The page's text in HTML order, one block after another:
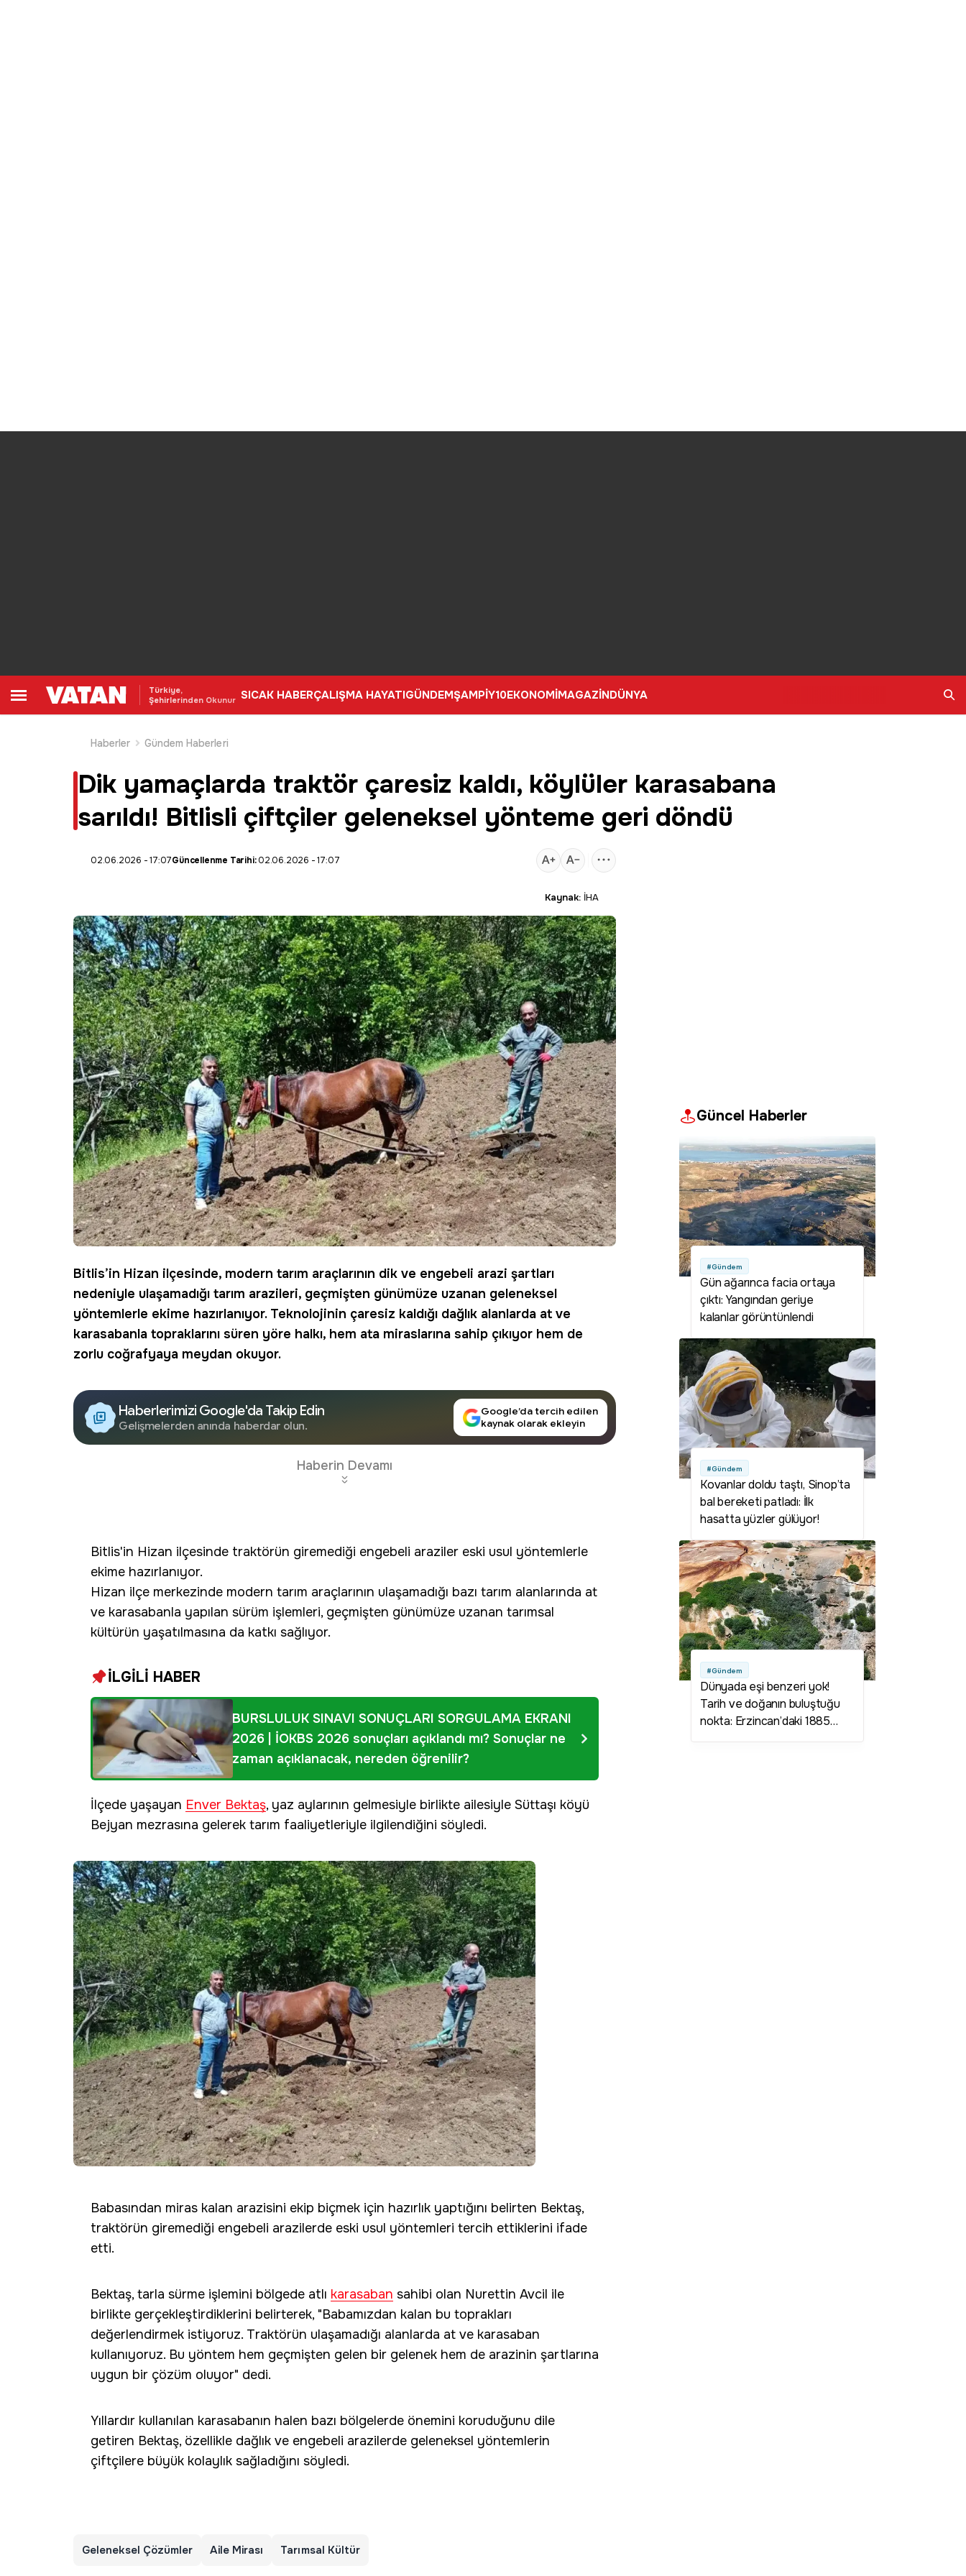
Türkiye,
Şehirlerinden Okunur SICAK HABERÇALIŞMA HAYATIGÜNDEMŞAMPİY10EKONOMİMAGAZİNDÜNYA
Haberler
Gündem Haberleri
Dik yamaçlarda traktör çaresiz kaldı, köylüler karasabana
sarıldı! Bitlisli çiftçiler geleneksel yönteme geri döndü
02.06.2026 - 17:07Güncellenme Tarihi:02.06.2026 - 17:07
Kaynak: İHA
Bitlis’in Hizan ilçesinde, modern tarım araçlarının dik ve engebeli arazi şartları
nedeniyle ulaşamadığı tarım arazileri, geçmişten günümüze uzanan geleneksel
yöntemlerle ekime hazırlanıyor. Teknolojinin çaresiz kaldığı dağlık alanlarda at ve
karasabanla topraklarını süren yöre halkı, hem ata miraslarına sahip çıkıyor hem de
zorlu coğrafyaya meydan okuyor.
Haberlerimizi Google'da Takip Edin
Gelişmelerden anında haberdar olun.
Google’da tercih edilen
kaynak olarak ekleyin
Haberin Devamı
Bitlis'in Hizan ilçesinde traktörün giremediği engebeli araziler eski usul yöntemlerle
ekime hazırlanıyor.
Hizan ilçe merkezinde modern tarım araçlarının ulaşamadığı bazı tarım alanlarında at
ve karasabanla yapılan sürüm işlemleri, geçmişten günümüze uzanan tarımsal
kültürün yaşatılmasına da katkı sağlıyor.
İLGİLİ HABER
BURSLULUK SINAVI SONUÇLARI SORGULAMA EKRANI
2026 | İOKBS 2026 sonuçları açıklandı mı? Sonuçlar ne
zaman açıklanacak, nereden öğrenilir?
İlçede yaşayan Enver Bektaş, yaz aylarının gelmesiyle birlikte ailesiyle Süttaşı köyü
Bejyan mezrasına gelerek tarım faaliyetleriyle ilgilendiğini söyledi.
Babasından miras kalan arazisini ekip biçmek için hazırlık yaptığını belirten Bektaş,
traktörün giremediği engebeli arazilerde eski usul yöntemleri tercih ettiklerini ifade
etti.
Bektaş, tarla sürme işlemini bölgede atlı karasaban sahibi olan Nurettin Avcil ile
birlikte gerçekleştirdiklerini belirterek, "Babamızdan kalan bu toprakları
değerlendirmek istiyoruz. Traktörün ulaşamadığı alanlarda at ve karasaban
kullanıyoruz. Bu yöntem hem geçmişten gelen bir gelenek hem de arazinin şartlarına
uygun bir çözüm oluyor" dedi.
Yıllardır kullanılan karasabanın halen bazı bölgelerde önemini koruduğunu dile
getiren Bektaş, özellikle dağlık ve engebeli arazilerde geleneksel yöntemlerin
çiftçilere büyük kolaylık sağladığını söyledi.
Geleneksel Çözümler Aile Mirası Tarımsal Kültür
Güncel Haberler
#Gündem
Gün ağarınca facia ortaya
çıktı: Yangından geriye
kalanlar görüntünlendi
#Gündem
Kovanlar doldu taştı, Sinop’ta
bal bereketi patladı: İlk
hasatta yüzler gülüyor!
#Gündem
Dünyada eşi benzeri yok!
Tarih ve doğanın buluştuğu
nokta: Erzincan’daki 1885